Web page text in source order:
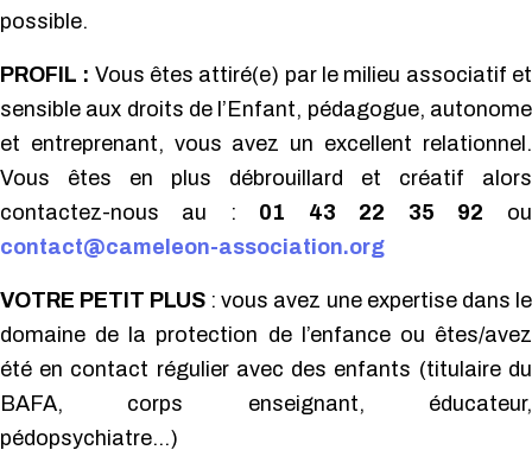
possible.
PROFIL : Vous êtes attiré(e) par le milieu associatif et
sensible aux droits de l’Enfant, pédagogue, autonome
et entreprenant, vous avez un excellent relationnel.
Vous êtes en plus débrouillard et créatif alors
contactez-nous au : 01 43 22 35 92 ou
contact@cameleon-association.org
VOTRE PETIT PLUS : vous avez une expertise dans le
domaine de la protection de l’enfance ou êtes/avez
été en contact régulier avec des enfants (titulaire du
BAFA, corps enseignant, éducateur,
pédopsychiatre…)